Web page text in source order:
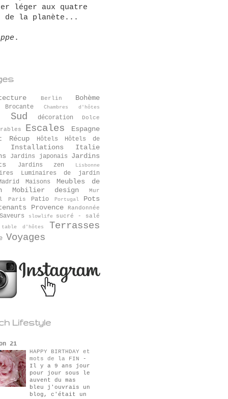
léger aux quatre
de la planète...
.
Berlin Bohème
Brocante Chambres d'hôtes
Sud décoration
Dolce
Escales
Espagne
Récup
Hôtels Hôtels de
Installations
Italie
Jardins japonais
Jardins
Jardins zen Lisbonne
Luminaires de jardin
Maisons
Meubles de
Mobilier design
Mur
Paris Patio Portugal
Pots
Provence Randonnée
slowlife sucré - salé
table d'hôtes Terrasses
Voyages
Lifestyle
21
HAPPY BIRTHDAY et
mots de la FIN -
Il y a 9 ans jour
pour jour sous le
auvent du mas
bleu j'ouvrais un
blog, c'était un